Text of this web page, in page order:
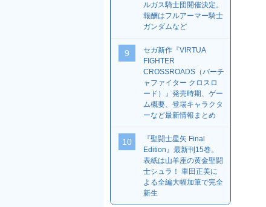
ルガス騎士団開催決定。
報酬はフルアーマー騎士
ガンダムなど
9
セガ新作『VIRTUA
FIGHTER
CROSSROADS（バーチ
ャファイター クロスロ
ード）』発売時期、ゲー
ム概要、登場キャラクタ
ーなど最新情報まとめ
10
『聖闘士星矢 Final
Edition』最新刊15巻。
表紙は山羊座の黄金聖闘
士シュラ！ 車田正美に
よる全編大幅加筆で完全
新生